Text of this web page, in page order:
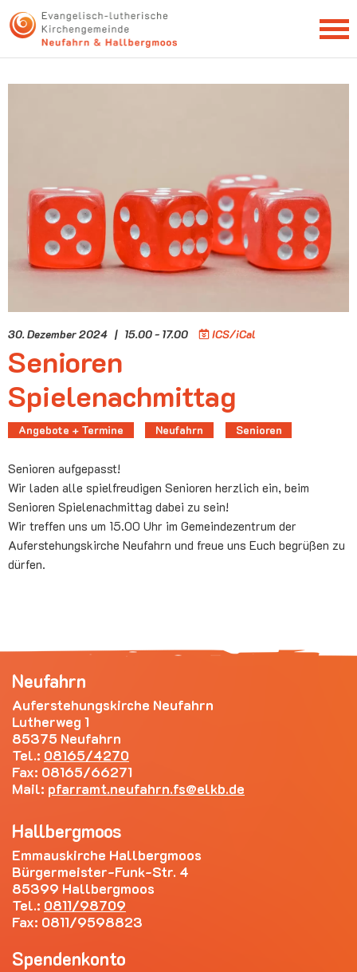
NEWSLETTER
30. Dezember 2024 | 15.00 - 17.00 ICS/iCal
Senioren
Spielenachmittag
Angebote + Termine Neufahrn Senioren
Senioren aufgepasst!
Wir laden alle spielfreudigen Senioren herzlich ein, beim
Senioren Spielenachmittag dabei zu sein!
Wir treffen uns um 15.00 Uhr im Gemeindezentrum der
Auferstehungskirche Neufahrn und freue uns Euch begrüßen zu
dürfen.
Neufahrn
Auferstehungskirche Neufahrn
Lutherweg 1
85375 Neufahrn
Tel.: 08165/4270
Fax: 08165/66271
Mail: pfarramt.neufahrn.fs elkb.de
Hallbergmoos
Emmauskirche Hallbergmoos
Bürgermeister-Funk-Str. 4
85399 Hallbergmoos
Tel.: 0811/98709
Fax: 0811/9598823
Spendenkonto